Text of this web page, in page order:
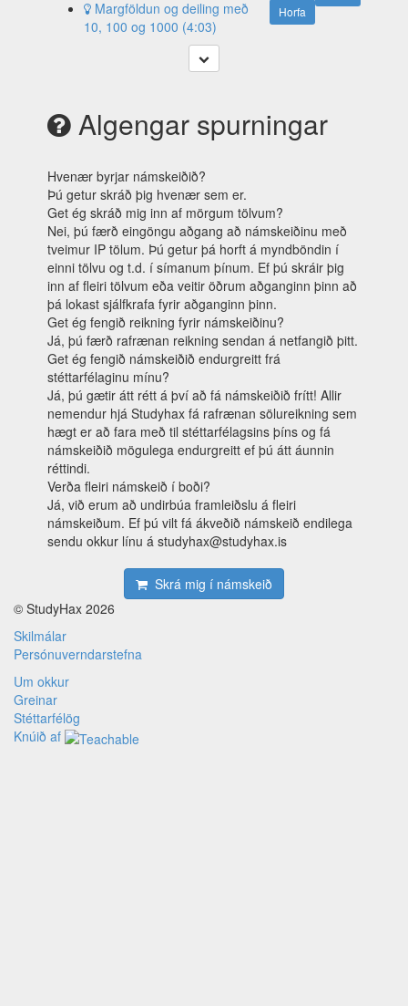
Horfa
Margföldun og deiling með
10, 100 og 1000 (4:03)
Algengar spurningar
Hvenær byrjar námskeiðið?
Þú getur skráð þig hvenær sem er.
Get ég skráð mig inn af mörgum tölvum?
Nei, þú færð eingöngu aðgang að námskeiðinu með
tveimur IP tölum. Þú getur þá horft á myndböndin í
einni tölvu og t.d. í símanum þínum. Ef þú skráir þig
inn af fleiri tölvum eða veitir öðrum aðganginn þinn að
þá lokast sjálfkrafa fyrir aðganginn þinn.
Get ég fengið reikning fyrir námskeiðinu?
Já, þú færð rafrænan reikning sendan á netfangið þitt.
Get ég fengið námskeiðið endurgreitt frá
stéttarfélaginu mínu?
Já, þú gætir átt rétt á því að fá námskeiðið frítt! Allir
nemendur hjá Studyhax fá rafrænan sölureikning sem
hægt er að fara með til stéttarfélagsins þíns og fá
námskeiðið mögulega endurgreitt ef þú átt áunnin
réttindi.
Verða fleiri námskeið í boði?
Já, við erum að undirbúa framleiðslu á fleiri
námskeiðum. Ef þú vilt fá ákveðið námskeið endilega
sendu okkur línu á studyhax@studyhax.is
Skrá mig í námskeið
© StudyHax 2026
Skilmálar
Persónuverndarstefna
Um okkur
Greinar
Stéttarfélög
Knúið af